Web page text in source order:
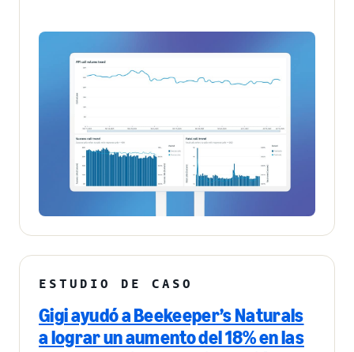
ESTUDIO DE CASO
Gigi ayudó a Beekeeper’s Naturals
a lograr un aumento del 18% en las